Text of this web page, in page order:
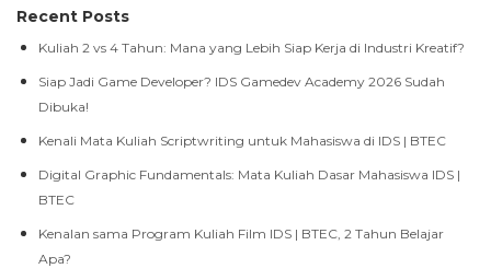
Recent Posts
Kuliah 2 vs 4 Tahun: Mana yang Lebih Siap Kerja di Industri Kreatif?
Siap Jadi Game Developer? IDS Gamedev Academy 2026 Sudah
Dibuka!
Kenali Mata Kuliah Scriptwriting untuk Mahasiswa di IDS | BTEC
Digital Graphic Fundamentals: Mata Kuliah Dasar Mahasiswa IDS |
BTEC
Kenalan sama Program Kuliah Film IDS | BTEC, 2 Tahun Belajar
Apa?